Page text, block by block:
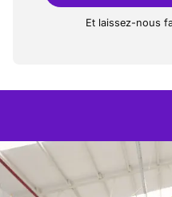
Et laissez-nous